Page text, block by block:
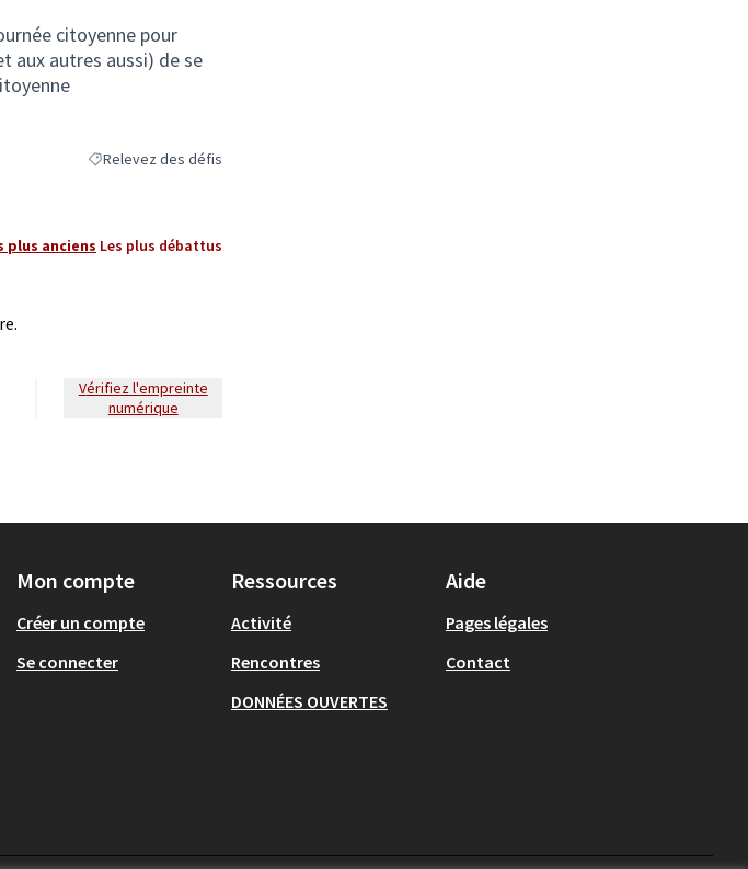
citoyenne pour
aux autres aussi) de se
Filtrer les résultats de la catégorie : Relevez des défis
Relevez des défis
plus anciens Les plus débattus
Vérifiez l'empreinte
numérique
Mon compte
Créer un compte
Se connecter
Ressources
Activité
Rencontres
DONNÉES OUVERTES
Aide
Pages légales
Contact